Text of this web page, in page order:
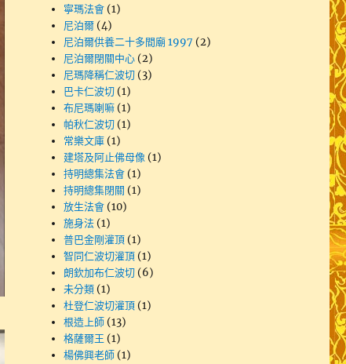
寧瑪法會 (1)
尼泊爾 (4)
尼泊爾供養二十多間廟 1997 (2)
尼泊爾閉關中心 (2)
尼瑪降稱仁波切 (3)
巴卡仁波切 (1)
布尼瑪喇嘛 (1)
帕秋仁波切 (1)
常樂文庫 (1)
建塔及阿止佛母像 (1)
持明總集法會 (1)
持明總集閉關 (1)
放生法會 (10)
施身法 (1)
普巴金剛灌頂 (1)
智同仁波切灌頂 (1)
朗欽加布仁波切 (6)
未分類 (1)
杜登仁波切灌頂 (1)
根造上師 (13)
格薩爾王 (1)
楊佛興老師 (1)